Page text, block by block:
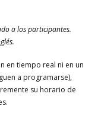
a los participantes.
en tiempo real ni en un
a programarse),
su horario de